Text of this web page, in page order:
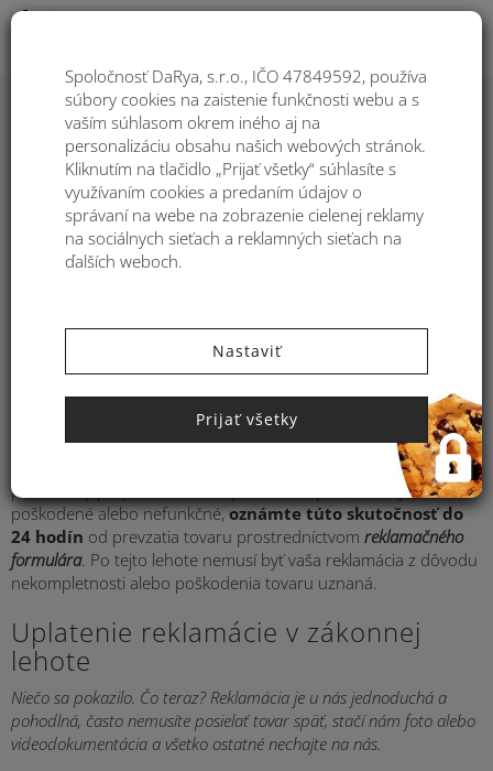
Reklamácia a vrátenie tovaru
Reklamácia
Odstúpenie od zmluvy
Reklamácia
pokazí, čo by sa nemalo, vyplňte náš reklamačný formulár a my vás
budeme v krátkej dobe kontaktovať.
Kontrola pri preberaní tovaru
Ihneď pri preberaní balíkasi tovar dôkladne prehliadnite a
skontrolujte jeho kompletnosť, úplnosť a stav tovaru či nie je
poškodený prepravou. Ak nie je balenie úplné, niečo je
poškodené alebo nefunkčné,oznámte túto skutočnosť do
24 hodín od prevzatia tovaru prostredníctvom reklamačného
formulára. Po tejto lehote nemusí byť vaša reklamácia z dôvodu
nekompletnosti alebo poškodenia tovaru uznaná.
Uplatenie reklamácie v zákonnej
lehote
Niečo sa pokazilo. Čo teraz? Reklamácia je u nás jednoduchá a
pohodlná, často nemusíte posielať tovar späť, stačí nám foto alebo
videodokumentácia a všetko ostatné nechajte na nás.
Spoločnosť DaRya, s.r.o., IČO 47849592, používa
súbory cookies na zaistenie funkčnosti webu a s
vaším súhlasom okrem iného aj na
personalizáciu obsahu našich webových stránok.
Kliknutím na tlačidlo „Prijať všetky“ súhlasíte s
využívaním cookies a predaním údajov o
správaní na webe na zobrazenie cielenej reklamy
na sociálnych sieťach a reklamných sieťach na
ďalších weboch.
Nastaviť
Prijať všetky